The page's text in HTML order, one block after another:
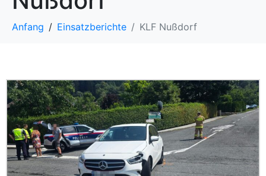
Anfang Einsatzberichte KLF Nußdorf